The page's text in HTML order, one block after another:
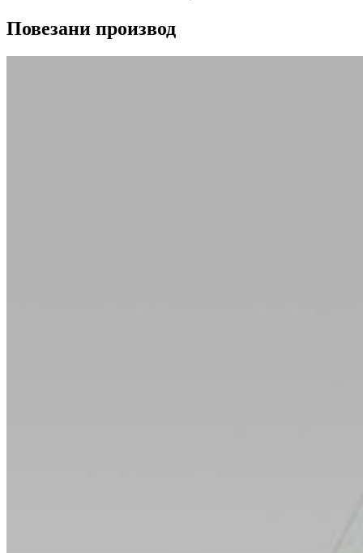
Повезани производ